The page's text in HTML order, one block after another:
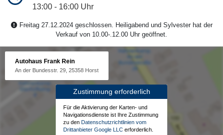
13:00 - 16:00 Uhr
Freitag 27.12.2024 geschlossen. Heiligabend und Sylvester hat der
Verkauf von 10.00-.12.00 Uhr geöffnet.
Autohaus Frank Rein
An der Bundesstr. 29, 25358 Horst
Zustimmung erforderlich
Für die Aktivierung der Karten- und
Navigationsdienste ist Ihre Zustimmung
zu den Datenschutzrichtlinien vom
Drittanbieter Google LLC erforderlich.